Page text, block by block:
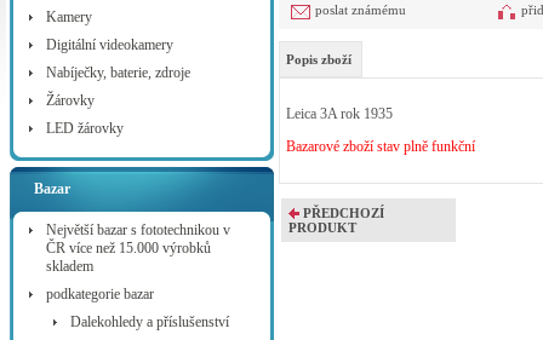
Kamery
Digitální videokamery
Nabíječky, baterie, zdroje
Žárovky
LED žárovky
Bazar
Největší bazar s fototechnikou v
ČR více než 15.000 výrobků
skladem
podkategorie bazar
Dalekohledy a příslušenství
poslat známému
Popis zboží
Leica 3A rok 1935
Bazarové zboží stav plně funkční
PŘEDCHOZÍ
PRODUKT